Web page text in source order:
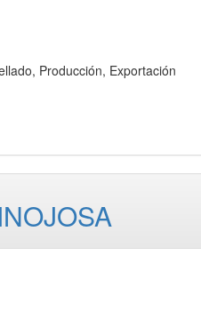
Producción, Exportación